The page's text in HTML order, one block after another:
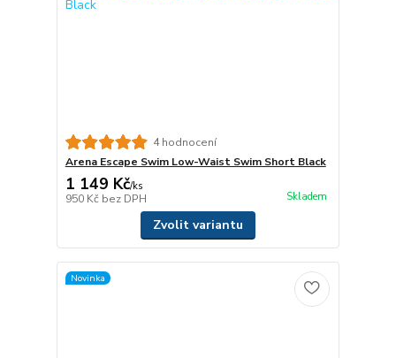
4 hodnocení
Arena Escape Swim Low-Waist Swim Short Black
1 149 Kč/ks
950 Kč bez DPH Skladem
Zvolit variantu
Novinka